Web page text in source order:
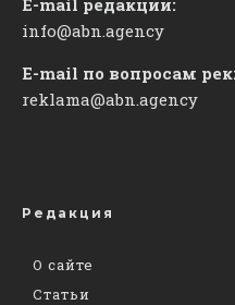
info@abn.agency
E-mail по вопросам
reklama@abn.agency
Редакция
О сайте
Статьи